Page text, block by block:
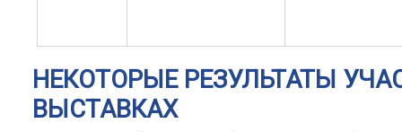
НЕКОТОРЫЕ РЕЗУЛЬТАТЫ
ВЫСТАВКАХ